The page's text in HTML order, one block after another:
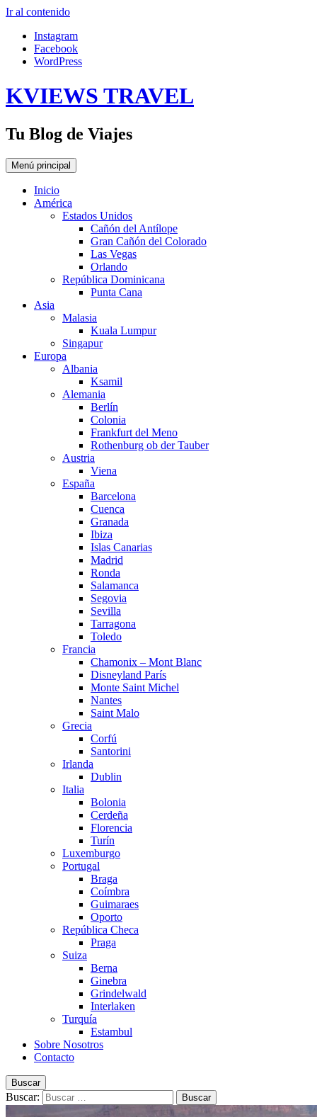
Ir al contenido
Instagram
Facebook
WordPress
KVIEWS TRAVEL
Tu Blog de Viajes
Menú principal
Inicio
América
Estados Unidos
Cañón del Antílope
Gran Cañón del Colorado
Las Vegas
Orlando
República Dominicana
Punta Cana
Asia
Malasia
Kuala Lumpur
Singapur
Europa
Albania
Ksamil
Alemania
Berlín
Colonia
Frankfurt del Meno
Rothenburg ob der Tauber
Austria
Viena
España
Barcelona
Cuenca
Granada
Ibiza
Islas Canarias
Madrid
Ronda
Salamanca
Segovia
Sevilla
Tarragona
Toledo
Francia
Chamonix – Mont Blanc
Disneyland París
Monte Saint Michel
Nantes
Saint Malo
Grecia
Corfú
Santorini
Irlanda
Dublin
Italia
Bolonia
Cerdeña
Florencia
Turín
Luxemburgo
Portugal
Braga
Coímbra
Guimaraes
Oporto
República Checa
Praga
Suiza
Berna
Ginebra
Grindelwald
Interlaken
Turquía
Estambul
Sobre Nosotros
Contacto
Buscar
Buscar: